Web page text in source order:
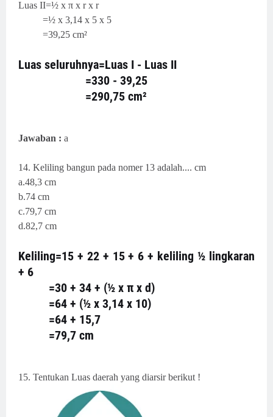
Luas II=½ x π x r x r
=½ x 3,14 x 5 x 5
=39,25 cm²
Luas seluruhnya=Luas I - Luas II
=330 - 39,25
=290,75 cm²
Jawaban : a
14. Keliling bangun pada nomer 13 adalah.... cm
a.48,3 cm
b.74 cm
c.79,7 cm
d.82,7 cm
Keliling=15 + 22 + 15 + 6 + keliling ½ lingkaran
+ 6
=30 + 34 + (½ x π x d)
=64 + (½ x 3,14 x 10)
=64 + 15,7
=79,7 cm
15. Tentukan Luas daerah yang diarsir berikut !